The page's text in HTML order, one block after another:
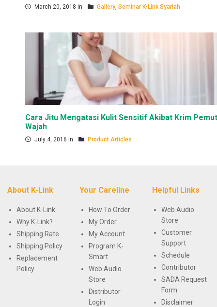
March 20, 2018 in Gallery,Seminar K-Link Syariah
Cara Jitu Mengatasi Kulit Sensitif Akibat Krim
Wajah
July 4, 2016 in Product Articles
About K-Link
About K-Link
Why K-Link?
Shipping Rate
Shipping Policy
Replacement
Policy
Your Careline
How To Order
My Order
My Account
Program K-
Smart
Web Audio
Store
Distributor
Login
Helpful Links
Web Audio
Store
Customer
Support
Schedule
Contributor
SADA Request
Form
Disclaimer